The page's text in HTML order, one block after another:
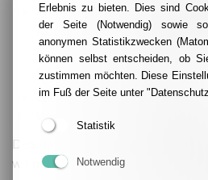
in der Zeit zwischen Tod und
Abschied und Beerdigung
Bedürfnissen der
entsprechend zu gestalten
die Angehörigen nach dem
Weg durch die Trauer begleiten
Den unterschiedlichen
wir mit verschieden Angeboten
Erlebnis zu bieten. Dies sind
der Seite (Notwendig) sowie
anonymen Statistikzwecken
können selbst entscheiden, ob
zustimmen möchten. Diese
im Fuß der Seite unter
Statistik
Notwendig